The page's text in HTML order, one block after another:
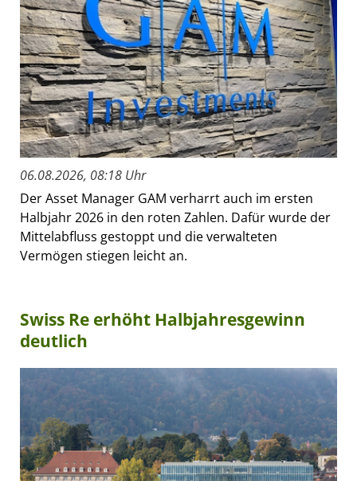
06.08.2026, 08:18 Uhr
Der Asset Manager GAM verharrt auch im ersten
Halbjahr 2026 in den roten Zahlen. Dafür wurde der
Mittelabfluss gestoppt und die verwalteten
Vermögen stiegen leicht an.
Swiss Re erhöht Halbjahresgewinn
deutlich